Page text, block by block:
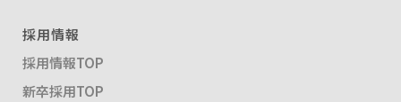
採用情報
採用情報TOP
新卒採用TOP